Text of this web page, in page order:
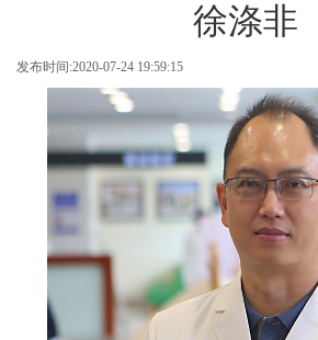
徐涤非
发布时间:2020-07-24 19:59:15